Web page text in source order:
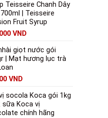
Teisseire Chanh Dây
| Teisseire
Fruit Syrup
VND
giọt nước gói
| Mạt hương lục trà
VND
socola Koca gói 1kg
sữa Koca vị
chính hãng